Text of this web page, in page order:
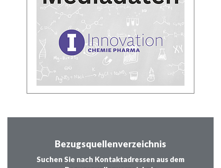
Bezugsquellenverzeichnis
Suchen Sie nach Kontaktadressen aus dem